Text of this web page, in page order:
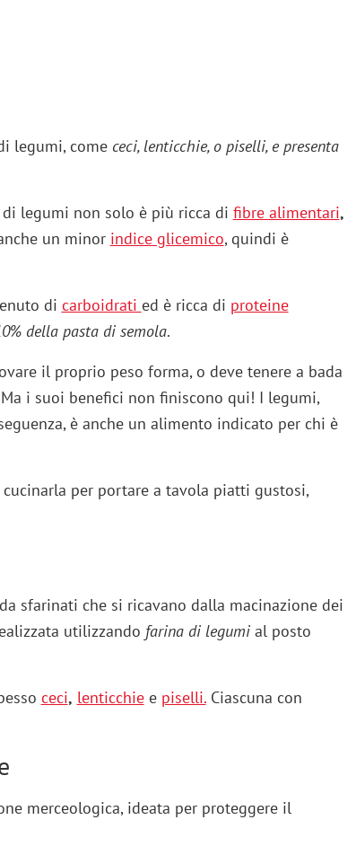
legumi, come ceci, lenticchie, o piselli, e presenta
legumi non solo è più ricca di fibre alimentari,
un minor indice glicemico, quindi è
di carboidrati ed è ricca di proteine
della pasta di semola.
il proprio peso forma, o deve tenere a bada
Ma i suoi benefici non finiscono qui! I legumi,
è anche un alimento indicato per chi è
per portare a tavola piatti gustosi,
sfarinati che si ricavano dalla macinazione dei
utilizzando farina di legumial posto
ceci, lenticchiee piselli.Ciascuna con
merceologica, ideata per proteggere il